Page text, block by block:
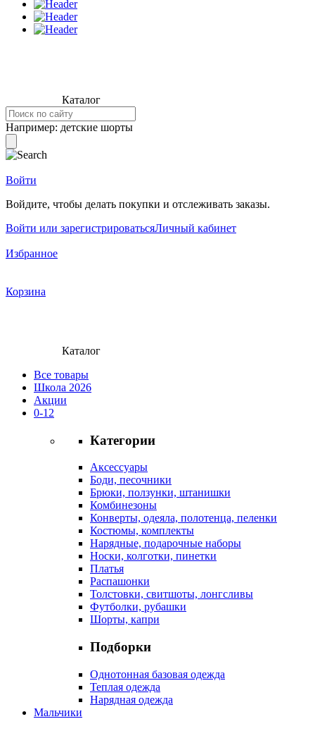
Каталог
Например: детские шорты
Войти
Войдите, чтобы делать покупки и отслеживать заказы.
Войти или зарегистрироватьсяЛичный кабинет
Избранное
Корзина
Каталог
Все товары
Школа 2026
Акции
0-12
Категории
Аксессуары
Боди, песочники
Брюки, ползунки, штанишки
Комбинезоны
Конверты, одеяла, полотенца, пеленки
Костюмы, комплекты
Нарядные, подарочные наборы
Носки, колготки, пинетки
Платья
Распашонки
Толстовки, свитшоты, лонгсливы
Футболки, рубашки
Шорты, капри
Подборки
Однотонная базовая одежда
Теплая одежда
Нарядная одежда
Мальчики